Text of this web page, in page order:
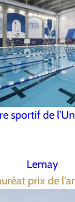
sportif de
Lemay
prix de